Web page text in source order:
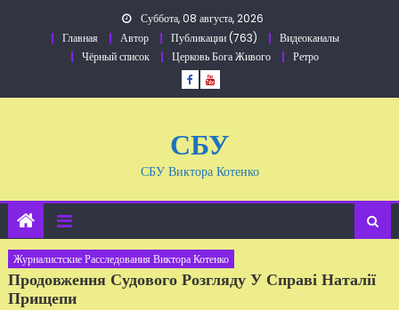
Суббота, 08 августа, 2026
Главная
Автор Публикации (763)
Видеоканалы
Чёрный список
Церковь Бога Живого Ретро
СБУ
СБУ Виктора Котенко
Журналистские Расследования Виктора Котенко
Продовження Судового Розгляду У Справі Наталії
Прищепи